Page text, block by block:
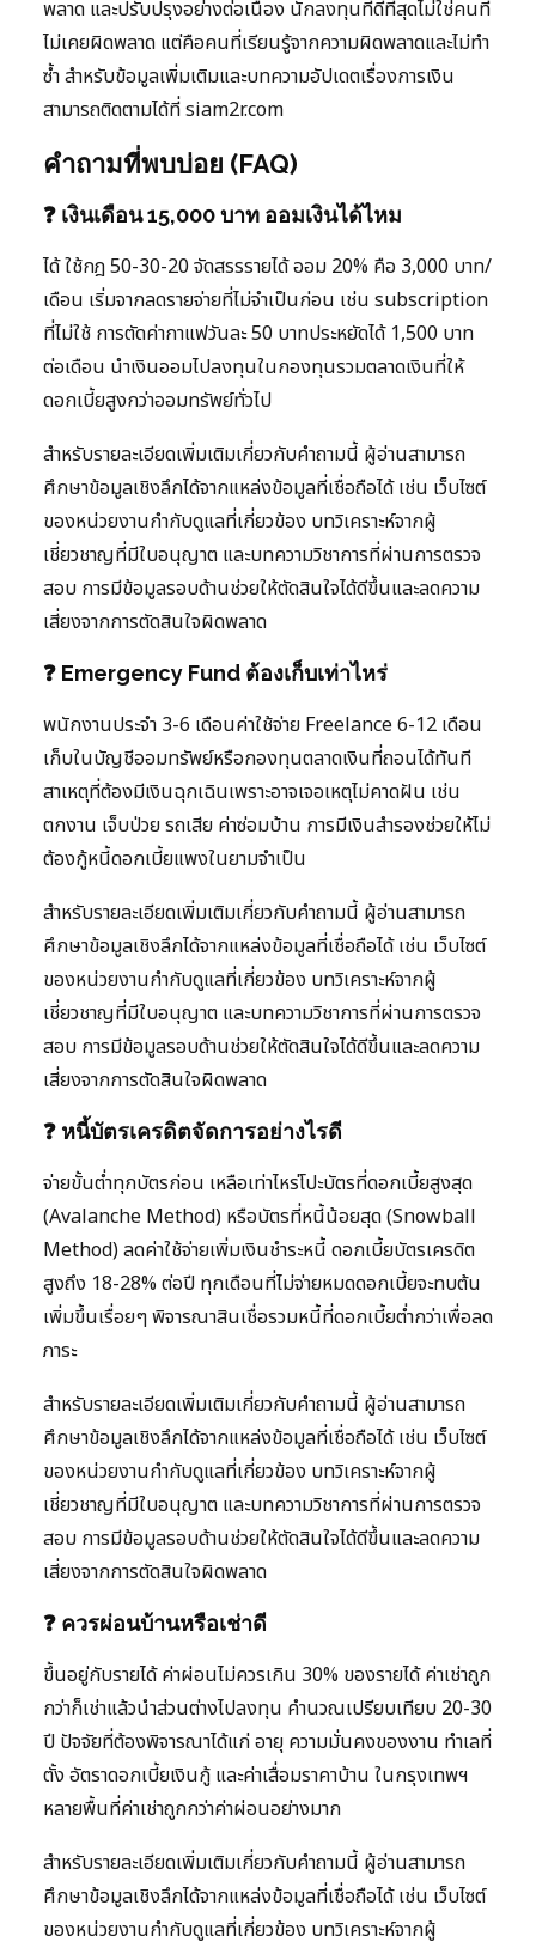
พลาด และปรับปรุงอย่างต่อเนื่อง นักลงทุนที่ดีที่สุดไม่ใช่คนที่
ไม่เคยผิดพลาด แต่คือคนที่เรียนรู้จากความผิดพลาดและไม่ทำ
ซ้ำ สำหรับข้อมูลเพิ่มเติมและบทความอัปเดตเรื่องการเงิน
สามารถติดตามได้ที่ siam2r.com
คำถามที่พบบ่อย (FAQ)
❓ เงินเดือน 15,000 บาท ออมเงินได้ไหม
ได้ ใช้กฎ 50-30-20 จัดสรรรายได้ ออม 20% คือ 3,000 บาท/
เดือน เริ่มจากลดรายจ่ายที่ไม่จำเป็นก่อน เช่น subscription
ที่ไม่ใช้ การตัดค่ากาแฟวันละ 50 บาทประหยัดได้ 1,500 บาท
ต่อเดือน นำเงินออมไปลงทุนในกองทุนรวมตลาดเงินที่ให้
ดอกเบี้ยสูงกว่าออมทรัพย์ทั่วไป
สำหรับรายละเอียดเพิ่มเติมเกี่ยวกับคำถามนี้ ผู้อ่านสามารถ
ศึกษาข้อมูลเชิงลึกได้จากแหล่งข้อมูลที่เชื่อถือได้ เช่น เว็บไซต์
ของหน่วยงานกำกับดูแลที่เกี่ยวข้อง บทวิเคราะห์จากผู้
เชี่ยวชาญที่มีใบอนุญาต และบทความวิชาการที่ผ่านการตรวจ
สอบ การมีข้อมูลรอบด้านช่วยให้ตัดสินใจได้ดีขึ้นและลดความ
เสี่ยงจากการตัดสินใจผิดพลาด
❓ Emergency Fund ต้องเก็บเท่าไหร่
พนักงานประจำ 3-6 เดือนค่าใช้จ่าย Freelance 6-12 เดือน
เก็บในบัญชีออมทรัพย์หรือกองทุนตลาดเงินที่ถอนได้ทันที
สาเหตุที่ต้องมีเงินฉุกเฉินเพราะอาจเจอเหตุไม่คาดฝัน เช่น
ตกงาน เจ็บป่วย รถเสีย ค่าซ่อมบ้าน การมีเงินสำรองช่วยให้ไม่
ต้องกู้หนี้ดอกเบี้ยแพงในยามจำเป็น
สำหรับรายละเอียดเพิ่มเติมเกี่ยวกับคำถามนี้ ผู้อ่านสามารถ
ศึกษาข้อมูลเชิงลึกได้จากแหล่งข้อมูลที่เชื่อถือได้ เช่น เว็บไซต์
ของหน่วยงานกำกับดูแลที่เกี่ยวข้อง บทวิเคราะห์จากผู้
เชี่ยวชาญที่มีใบอนุญาต และบทความวิชาการที่ผ่านการตรวจ
สอบ การมีข้อมูลรอบด้านช่วยให้ตัดสินใจได้ดีขึ้นและลดความ
เสี่ยงจากการตัดสินใจผิดพลาด
❓ หนี้บัตรเครดิตจัดการอย่างไรดี
จ่ายขั้นต่ำทุกบัตรก่อน เหลือเท่าไหร่โปะบัตรที่ดอกเบี้ยสูงสุด
(Avalanche Method) หรือบัตรที่หนี้น้อยสุด (Snowball
Method) ลดค่าใช้จ่ายเพิ่มเงินชำระหนี้ ดอกเบี้ยบัตรเครดิต
สูงถึง 18-28% ต่อปี ทุกเดือนที่ไม่จ่ายหมดดอกเบี้ยจะทบต้น
เพิ่มขึ้นเรื่อยๆ พิจารณาสินเชื่อรวมหนี้ที่ดอกเบี้ยต่ำกว่าเพื่อลด
ภาระ
สำหรับรายละเอียดเพิ่มเติมเกี่ยวกับคำถามนี้ ผู้อ่านสามารถ
ศึกษาข้อมูลเชิงลึกได้จากแหล่งข้อมูลที่เชื่อถือได้ เช่น เว็บไซต์
ของหน่วยงานกำกับดูแลที่เกี่ยวข้อง บทวิเคราะห์จากผู้
เชี่ยวชาญที่มีใบอนุญาต และบทความวิชาการที่ผ่านการตรวจ
สอบ การมีข้อมูลรอบด้านช่วยให้ตัดสินใจได้ดีขึ้นและลดความ
เสี่ยงจากการตัดสินใจผิดพลาด
❓ ควรผ่อนบ้านหรือเช่าดี
ขึ้นอยู่กับรายได้ ค่าผ่อนไม่ควรเกิน 30% ของรายได้ ค่าเช่าถูก
กว่าก็เช่าแล้วนำส่วนต่างไปลงทุน คำนวณเปรียบเทียบ 20-30
ปี ปัจจัยที่ต้องพิจารณาได้แก่ อายุ ความมั่นคงของงาน ทำเลที่
ตั้ง อัตราดอกเบี้ยเงินกู้ และค่าเสื่อมราคาบ้าน ในกรุงเทพฯ
หลายพื้นที่ค่าเช่าถูกกว่าค่าผ่อนอย่างมาก
สำหรับรายละเอียดเพิ่มเติมเกี่ยวกับคำถามนี้ ผู้อ่านสามารถ
ศึกษาข้อมูลเชิงลึกได้จากแหล่งข้อมูลที่เชื่อถือได้ เช่น เว็บไซต์
ของหน่วยงานกำกับดูแลที่เกี่ยวข้อง บทวิเคราะห์จากผู้